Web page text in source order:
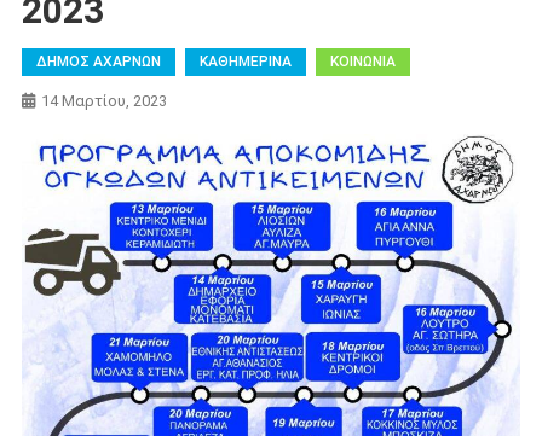
2023
ΔΗΜΟΣ ΑΧΑΡΝΩΝ ΚΑΘΗΜΕΡΙΝΑ ΚΟΙΝΩΝΙΑ
14 Μαρτίου, 2023